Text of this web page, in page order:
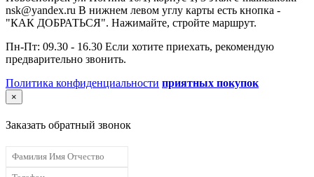
nsk@yandex.ru В нижнем левом углу карты есть кнопка -
"КАК ДОБРАТЬСЯ". Нажимайте, стройте маршрут.
Пн-Пт: 09.30 - 16.30 Если хотите приехать, рекомендую
предварительно звонить.
Политика конфиденциальности приятных покупок
×
Заказать обратный звонок